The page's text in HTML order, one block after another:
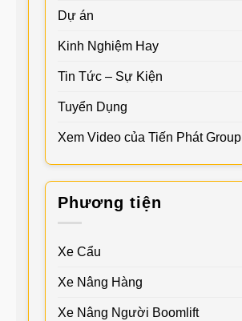
Dự án
Kinh Nghiệm Hay
Tin Tức – Sự Kiện
Tuyển Dụng
Xem Video của Tiến Phát Group
Phương tiện
Xe Cẩu
Xe Nâng Hàng
Xe Nâng Người Boomlift